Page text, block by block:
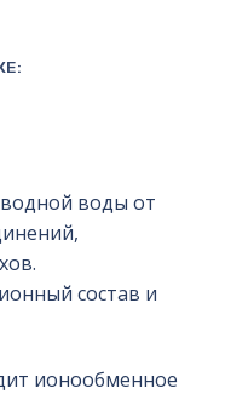
воды от
состав и
ионообменное